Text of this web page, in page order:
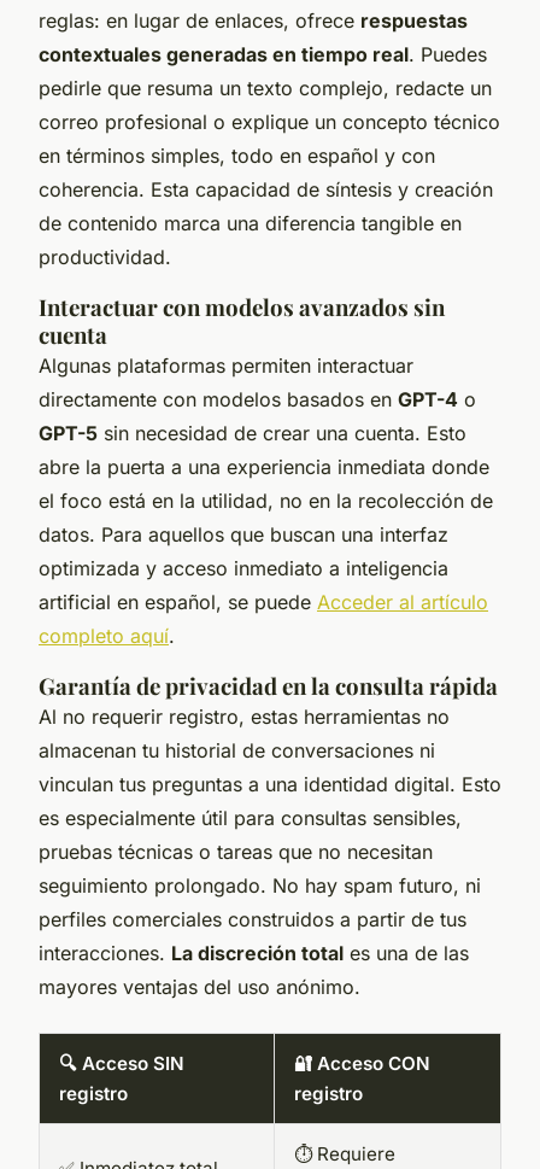
reglas: en lugar de enlaces, ofrece respuestas
contextuales generadas en tiempo real. Puedes
pedirle que resuma un texto complejo, redacte un
correo profesional o explique un concepto técnico
en términos simples, todo en español y con
coherencia. Esta capacidad de síntesis y creación
de contenido marca una diferencia tangible en
productividad.
Interactuar con modelos avanzados sin
cuenta
Algunas plataformas permiten interactuar
directamente con modelos basados en GPT-4 o
GPT-5 sin necesidad de crear una cuenta. Esto
abre la puerta a una experiencia inmediata donde
el foco está en la utilidad, no en la recolección de
datos. Para aquellos que buscan una interfaz
optimizada y acceso inmediato a inteligencia
artificial en español, se puede Acceder al artículo
completo aquí.
Garantía de privacidad en la consulta rápida
Al no requerir registro, estas herramientas no
almacenan tu historial de conversaciones ni
vinculan tus preguntas a una identidad digital. Esto
es especialmente útil para consultas sensibles,
pruebas técnicas o tareas que no necesitan
seguimiento prolongado. No hay spam futuro, ni
perfiles comerciales construidos a partir de tus
interacciones. La discreción total es una de las
mayores ventajas del uso anónimo.
🔍 Acceso SIN
registro
🔐 Acceso CON
registro
⏱️ Requiere